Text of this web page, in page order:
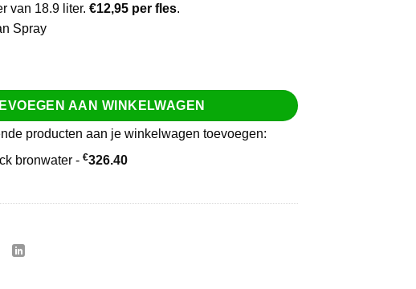
van 18.9 liter. €12,95 per fles.
Spray
AAN WINKELWAGEN
producten aan je winkelwagen toevoegen:
bronwater - €326.40